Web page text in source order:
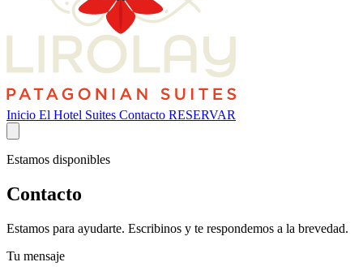
Inicio El Hotel Suites Contacto RESERVAR
Estamos disponibles
Contacto
Estamos para ayudarte. Escribinos y te respondemos a la brevedad.
Tu mensaje